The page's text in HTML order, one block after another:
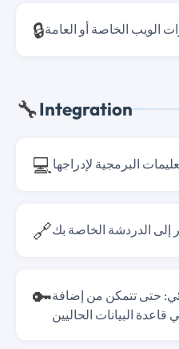
🔒الويب الخاصة أو العامة
🔧Integration
💻
🔗إلى الدردشة الخاصة بك
🔑حتى تتمكن من إضافة
البيانات الحاليين